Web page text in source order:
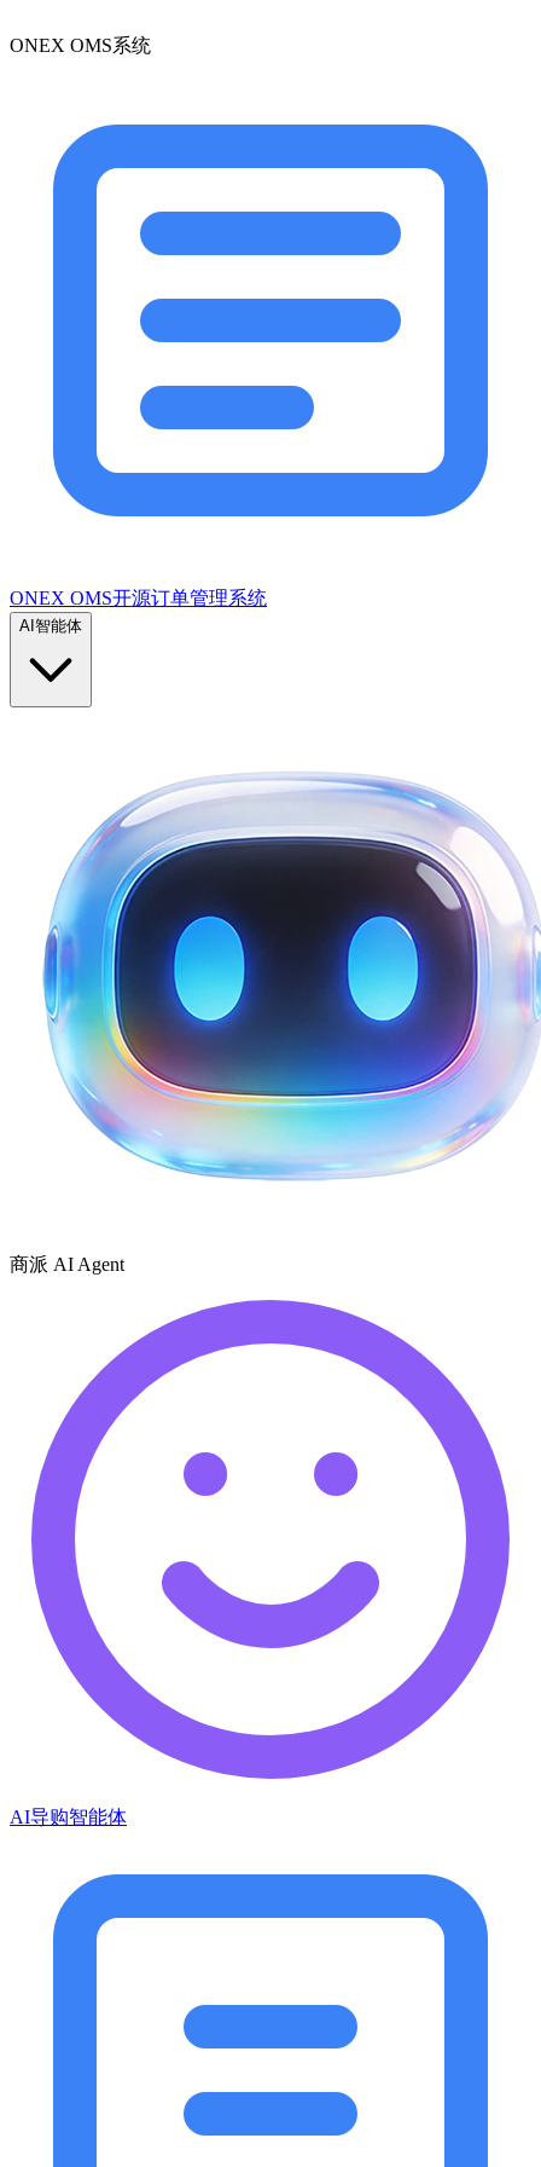
ONEX OMS系统
ONEX OMS开源订单管理系统
AI智能体
商派 AI Agent
AI导购智能体